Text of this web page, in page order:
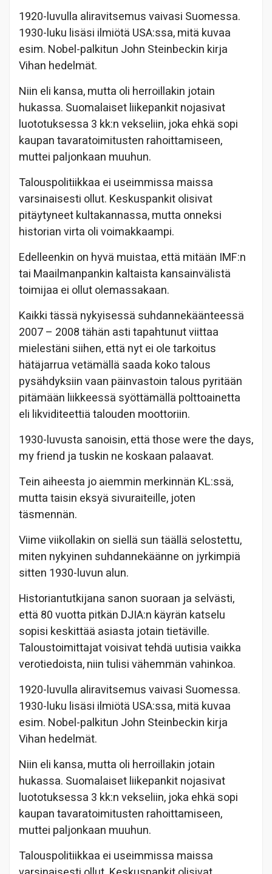
1920-luvulla aliravitsemus vaivasi Suomessa.
1930-luku lisäsi ilmiötä USA:ssa, mitä kuvaa
esim. Nobel-palkitun John Steinbeckin kirja
Vihan hedelmät.
Niin eli kansa, mutta oli herroillakin jotain
hukassa. Suomalaiset liikepankit nojasivat
luototuksessa 3 kk:n vekseliin, joka ehkä sopi
kaupan tavaratoimitusten rahoittamiseen,
muttei paljonkaan muuhun.
Talouspolitiikkaa ei useimmissa maissa
varsinaisesti ollut. Keskuspankit olisivat
pitäytyneet kultakannassa, mutta onneksi
historian virta oli voimakkaampi.
Edelleenkin on hyvä muistaa, että mitään IMF:n
tai Maailmanpankin kaltaista kansainvälistä
toimijaa ei ollut olemassakaan.
Kaikki tässä nykyisessä suhdannekäänteessä
2007 – 2008 tähän asti tapahtunut viittaa
mielestäni siihen, että nyt ei ole tarkoitus
hätäjarrua vetämällä saada koko talous
pysähdyksiin vaan päinvastoin talous pyritään
pitämään liikkeessä syöttämällä polttoainetta
eli likviditeettiä talouden moottoriin.
1930-luvusta sanoisin, että those were the days,
my friend ja tuskin ne koskaan palaavat.
Tein aiheesta jo aiemmin merkinnän KL:ssä,
mutta taisin eksyä sivuraiteille, joten
täsmennän.
Viime viikollakin on siellä sun täällä selostettu,
miten nykyinen suhdannekäänne on jyrkimpiä
sitten 1930-luvun alun.
Historiantutkijana sanon suoraan ja selvästi,
että 80 vuotta pitkän DJIA:n käyrän katselu
sopisi keskittää asiasta jotain tietäville.
Taloustoimittajat voisivat tehdä uutisia vaikka
verotiedoista, niin tulisi vähemmän vahinkoa.
1920-luvulla aliravitsemus vaivasi Suomessa.
1930-luku lisäsi ilmiötä USA:ssa, mitä kuvaa
esim. Nobel-palkitun John Steinbeckin kirja
Vihan hedelmät.
Niin eli kansa, mutta oli herroillakin jotain
hukassa. Suomalaiset liikepankit nojasivat
luototuksessa 3 kk:n vekseliin, joka ehkä sopi
kaupan tavaratoimitusten rahoittamiseen,
muttei paljonkaan muuhun.
Talouspolitiikkaa ei useimmissa maissa